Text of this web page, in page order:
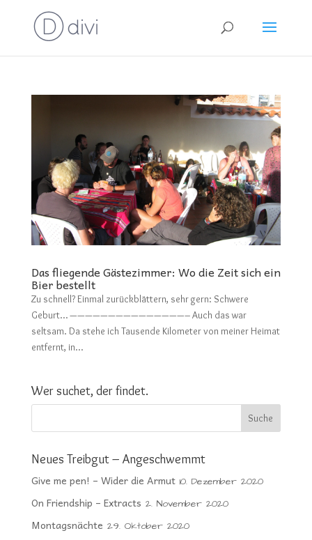
Das fliegende Gästezimmer: Wo die Zeit sich ein
Bier bestellt
Zu schnell? Einmal zurückblättern, sehr gern: Schwere
Geburt… ———————————————– Auch das war
seltsam. Da stehe ich Tausende Kilometer von meiner Heimat
entfernt, in...
Wer suchet, der findet.
Neues Treibgut – Angeschwemmt
Give me pen! – Wider die Armut 10. Dezember 2020
On Friendship – Extracts 2. November 2020
Montagsnächte 29. Oktober 2020